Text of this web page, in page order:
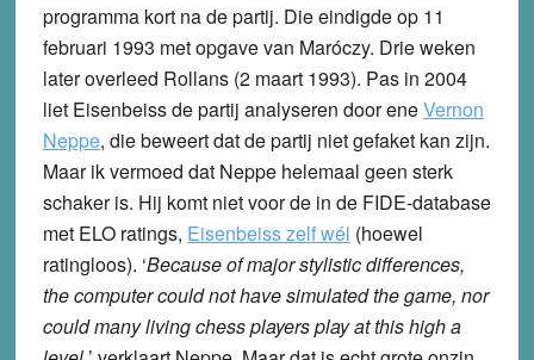
programma kort na de partij. Die eindigde op 11
februari 1993 met opgave van Maróczy. Drie weken
later overleed Rollans (2 maart 1993). Pas in 2004
liet Eisenbeiss de partij analyseren door eneVernon
Neppe, die beweert dat de partij niet gefaket kan zijn.
Maar ik vermoed dat Neppe helemaal geen sterk
schaker is. Hij komt niet voor de in de FIDE-database
met ELO ratings, Eisenbeiss zelf wél (hoewel
ratingloos). ‘Because of major stylistic differences,
the computer could not have simulated the game, nor
could many living chess players play at this high a